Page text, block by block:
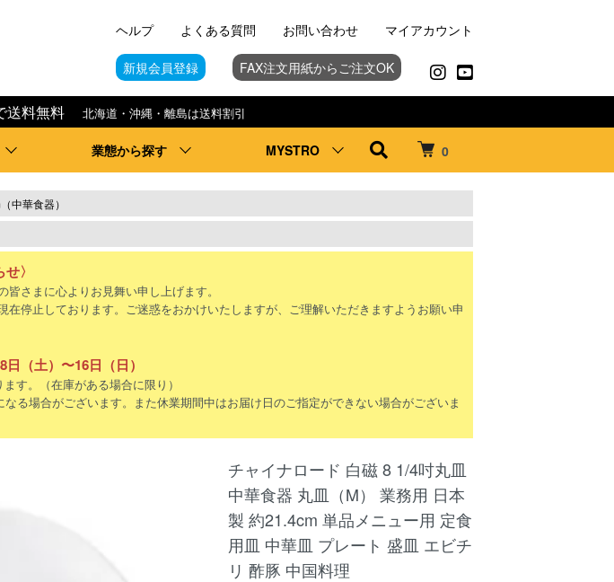
0
送料無料 北海道・沖縄・離島は送料割引
業態から探す MYSTRO
ヘルプ よくある質問 お問い合わせ マイアカウント
新規会員登録 FAX注文用紙からご注文OK
中華食器）
〉
さまに心よりお見舞い申し上げます。
在停止しております。ご迷惑をおかけいたしますが、ご理解いただきますようお願い申
（土）〜16日（日）
す。（在庫がある場合に限り）
る場合がございます。また休業期間中はお届け日のご指定ができない場合がございま
チャイナロード 白磁 8 1/4吋丸皿
中華食器 丸皿（M） 業務用 日本
製 約21.4cm 単品メニュー用 定食
用皿 中華皿 プレート 盛皿 エビチ
リ 酢豚 中国料理